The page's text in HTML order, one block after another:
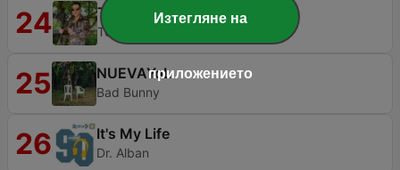
24 Тони Стораро (Live)
Тони Стораро
25 NUEVAYoL
Bad Bunny
26 It's My Life
Dr. Alban
Изтегляне на
приложението